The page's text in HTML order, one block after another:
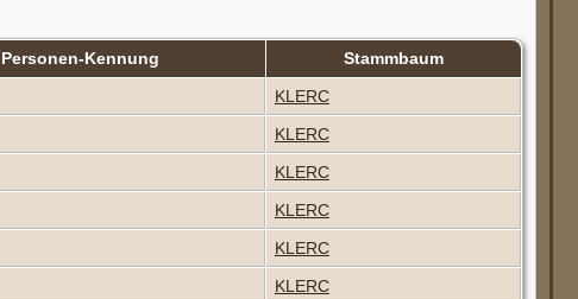
Personen-Kennung
Stammbaum
KLERC
KLERC
KLERC
KLERC
KLERC
KLERC